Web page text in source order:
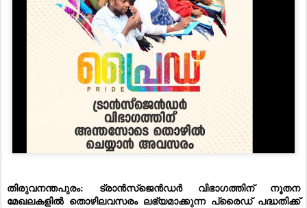
തിരുവനന്തപുരം: ട്രാൻസ്ജെൻഡർ വിഭാഗത്തിന് നൂതന
മേഖലകളിൽ തൊഴിലവസരം ലഭ്യമാക്കുന്ന പ്രൈഡ് പദ്ധതിക്ക്